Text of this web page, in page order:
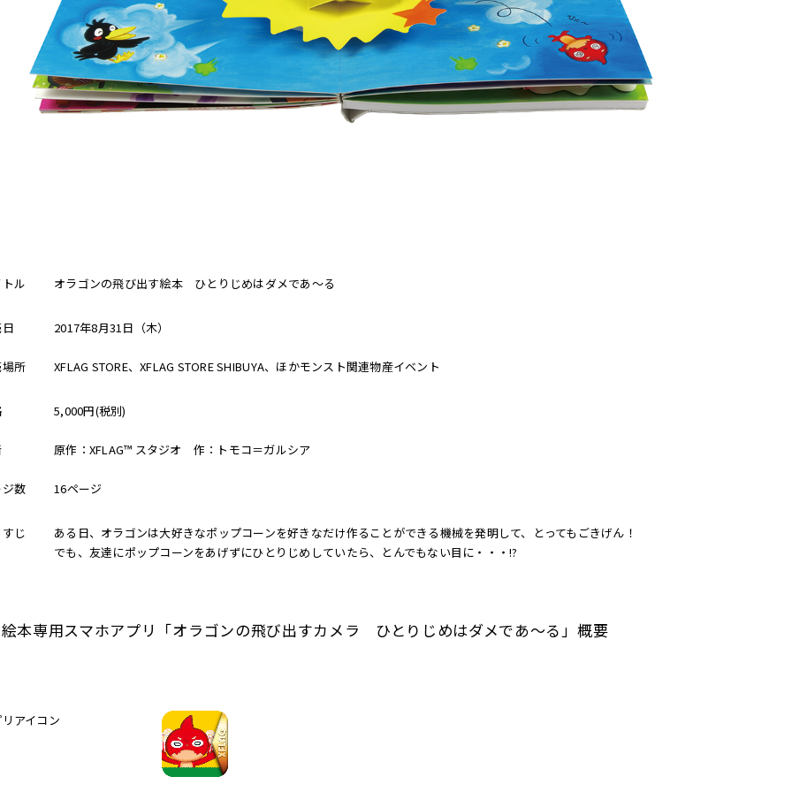
ル オラゴンの飛び出す絵本 ひとりじめはダメであ〜る
2017年8月31日（木）
所 XFLAG STORE、XFLAG STORE SHIBUYA、ほかモンスト関連物産イベント
5,000円(税別)
原作：XFLAG™ スタジオ 作：トモコ＝ガルシア
数 16ページ
じ
ある日、オラゴンは大好きなポップコーンを好きなだけ作ることができる機械を発明して、とってもごきげん！
でも、友達にポップコーンをあげずにひとりじめしていたら、とんでもない目に・・・!?
本専用スマホアプリ「オラゴンの飛び出すカメラ ひとりじめはダメであ〜る」概要
アイコン